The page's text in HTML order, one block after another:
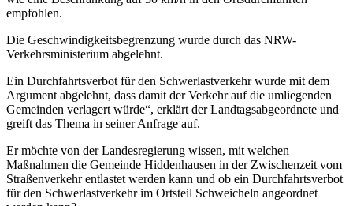
empfohlen.
Die Geschwindigkeitsbegrenzung wurde durch das NRW-
Verkehrsministerium abgelehnt.
Ein Durchfahrtsverbot für den Schwerlastverkehr wurde mit dem
Argument abgelehnt, dass damit der Verkehr auf die umliegenden
Gemeinden verlagert würde“, erklärt der Landtagsabgeordnete und
greift das Thema in seiner Anfrage auf.
Er möchte von der Landesregierung wissen, mit welchen
Maßnahmen die Gemeinde Hiddenhausen in der Zwischenzeit vom
Straßenverkehr entlastet werden kann und ob ein Durchfahrtsverbot
für den Schwerlastverkehr im Ortsteil Schweicheln angeordnet